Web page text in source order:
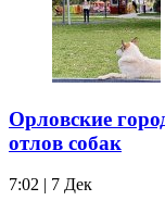
Орловские
отлов собак
7:02 | 7 Дек